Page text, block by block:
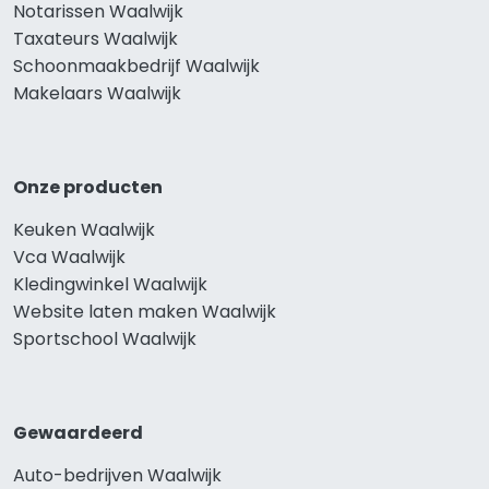
Notarissen Waalwijk
Taxateurs Waalwijk
Schoonmaakbedrijf Waalwijk
Makelaars Waalwijk
Onze producten
Keuken Waalwijk
Vca Waalwijk
Kledingwinkel Waalwijk
Website laten maken Waalwijk
Sportschool Waalwijk
Gewaardeerd
Auto-bedrijven Waalwijk